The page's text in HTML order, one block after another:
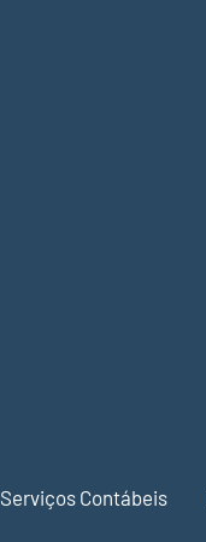
Serviços Contábeis